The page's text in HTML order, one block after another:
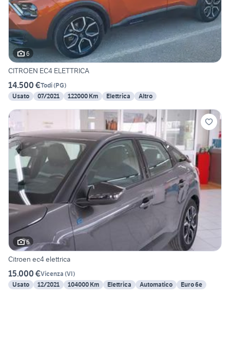
6
CITROEN EC4 ELETTRICA
14.500 €Todi(PG)
Usato
07/2021 122000 Km Elettrica Altro
6
Citroen ec4 elettrica
15.000 €Vicenza (VI)
Usato
12/2021 104000 Km Elettrica Automatico Euro 6e